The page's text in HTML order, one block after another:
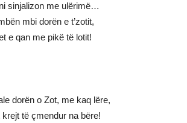
sinjalizon me ulërimë…
mbi dorën e t’zotit,
e qan me pikë të lotit!
dorën o Zot, me kaq lëre,
krejt të çmendur na bëre!